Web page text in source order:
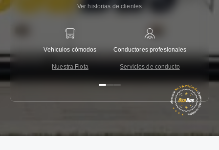
Ver historias de clientes
Vehículos cómodos
Nuestra Flota
Conductores profesionales
Servicios de conducto